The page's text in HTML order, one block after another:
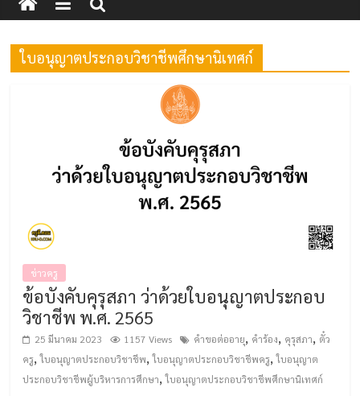
ใบอนุญาตประกอบวิชาชีพศึกษานิเทศก์
ข่าวครู
ข้อบังคับคุรุสภา ว่าด้วยใบอนุญาตประกอบ
วิชาชีพ พ.ศ. 2565
25 มีนาคม 2023 1157 Views คำขอต่ออายุ, คำร้อง, คุรุสภา, ตั๋ว
ครู,ใบอนุญาตประกอบวิชาชีพ,ใบอนุญาตประกอบวิชาชีพครู,ใบอนุญาต
ประกอบวิชาชีพผู้บริหารการศึกษา,ใบอนุญาตประกอบวิชาชีพศึกษานิเทศก์